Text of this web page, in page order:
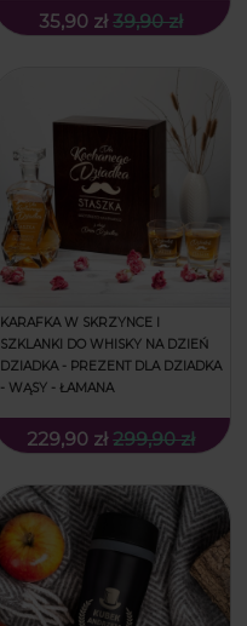
35,90 zł 39,90 zł
KARAFKA W SKRZYNCE I
SZKLANKI DO WHISKY NA DZIEŃ
DZIADKA - PREZENT DLA DZIADKA
- WĄSY - ŁAMANA
229,90 zł 299,90 zł